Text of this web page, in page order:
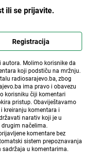
ili se prijavite.
Registracija
Molimo korisnike da
koji podstiču na mržnju.
radiosarajevo.ba, zbog
ima pravo i obavezu
korisniku čiji komentari
pristup. Obaviještavamo
kreiranju komentara i
narativ koji je u
načelima.
komentare bez
sistem prepoznavanja
u komentarima.